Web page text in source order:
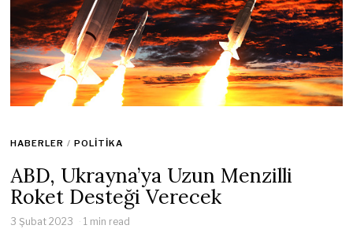
HABERLER / POLITIKA
ABD, Ukrayna’ya Uzun Menzilli
Roket Desteği Verecek
3 Şubat 2023 1 min read